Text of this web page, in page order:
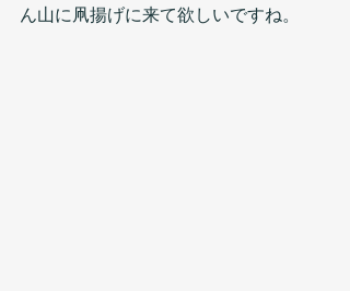
ん山に凧揚げに来て欲しいですね。